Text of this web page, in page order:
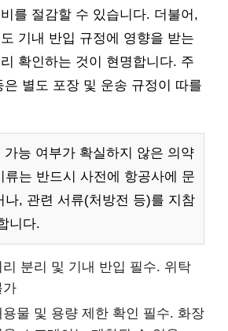
를 절감할 수 있습니다. 더불어,
기내 반입 규정에 영향을 받는
확인하는 것이 현명합니다. 주
은 별도 포장 및 운송 규정이 따를
가능 여부가 확실하지 않은 의약
류는 반드시 사전에 항공사에 문
나, 관련 서류(처방전 등)를 지참
니다.
리 분리 및 기내 반입 필수. 위탁
가
용물 및 용량 제한 확인 필수. 화장